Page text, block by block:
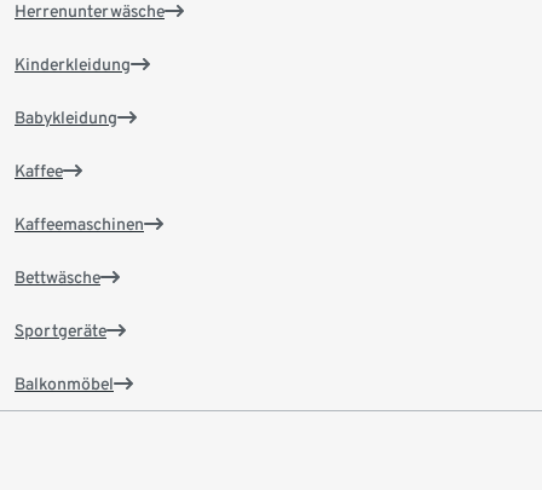
Herrenunterwäsche
Kinderkleidung
Babykleidung
Kaffee
Kaffeemaschinen
Bettwäsche
Sportgeräte
Balkonmöbel